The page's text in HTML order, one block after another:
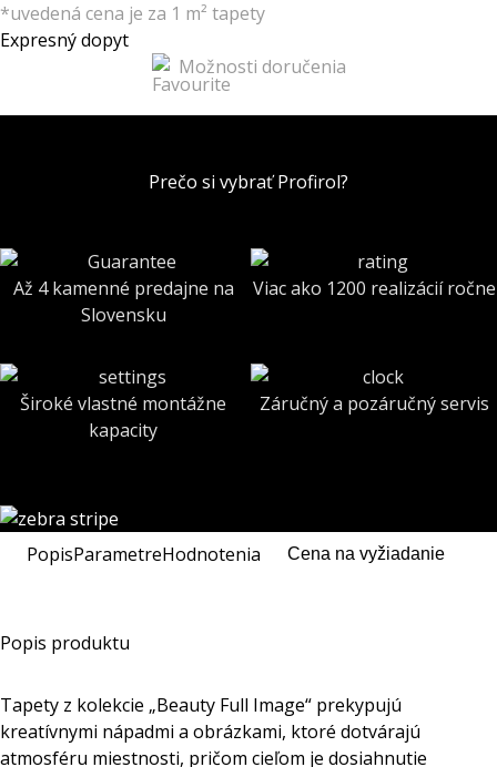
*uvedená cena je za 1 m² tapety
Expresný dopyt
Možnosti doručenia
Prečo si vybrať Profirol?
Až 4 kamenné predajne na
Slovensku
Viac ako 1200 realizácií ročne
Široké vlastné montážne
kapacity
Záručný a pozáručný servis
PopisParametreHodnotenia Cena na vyžiadanie
Popis produktu
Tapety z kolekcie „Beauty Full Image“ prekypujú
kreatívnymi nápadmi a obrázkami, ktoré dotvárajú
atmosféru miestnosti, pričom cieľom je dosiahnutie